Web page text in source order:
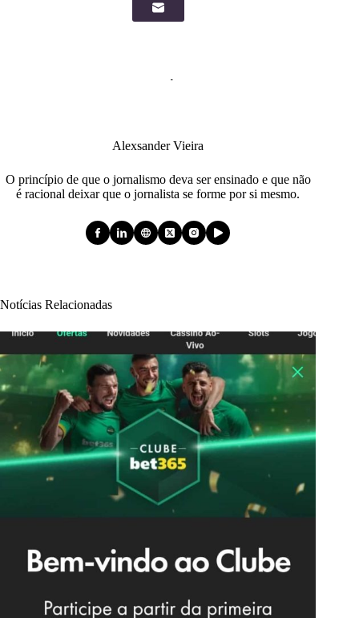
Alexsander Vieira
O princípio de que o jornalismo deva ser ensinado e que não
é racional deixar que o jornalista se forme por si mesmo.
Notícias Relacionadas